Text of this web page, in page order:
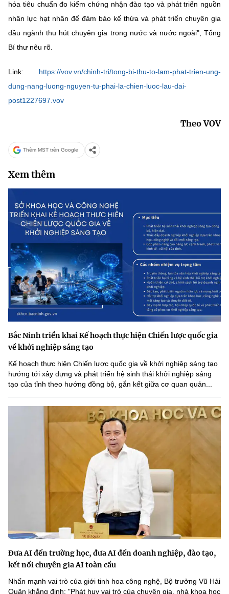
hóa tiêu chuẩn đo kiểm chứng nhận đào tạo và phát triển nguồn
nhân lực hạt nhân để đảm bảo kế thừa và phát triển chuyên gia
đầu ngành thu hút chuyên gia trong nước và nước ngoài", Tổng
Bí thư nêu rõ.
Link: https://vov.vn/chinh-tri/tong-bi-thu-to-lam-phat-trien-ung-
dung-nang-luong-nguyen-tu-phai-la-chien-luoc-lau-dai-
post1227697.vov
Theo VOV
Thêm MST trên Google
Xem thêm
Bắc Ninh triển khai Kế hoạch thực hiện Chiến lược quốc gia
về khởi nghiệp sáng tạo
Kế hoạch thực hiện Chiến lược quốc gia về khởi nghiệp sáng tạo
hướng tới xây dựng và phát triển hệ sinh thái khởi nghiệp sáng
tạo của tỉnh theo hướng đồng bộ, gắn kết giữa cơ quan quản...
Đưa AI đến trường học, đưa AI đến doanh nghiệp, đào tạo,
kết nối chuyên gia AI toàn cầu
Nhấn mạnh vai trò của giới tinh hoa công nghệ, Bộ trưởng Vũ Hải
Quân khẳng định: "Phát huy vai trò của chuyên gia, nhà khoa học